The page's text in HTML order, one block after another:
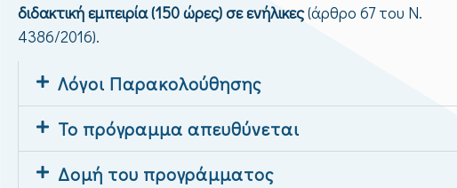
διδακτική εμπειρία (150 ώρες) σε ενήλικες(άρθρο 67 του Ν.
4386/2016).
Λόγοι Παρακολούθησης
Το πρόγραμμα απευθύνεται
Δομή του προγράμματος